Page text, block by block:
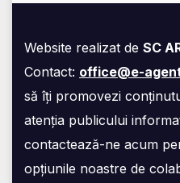
Website realizat de SC
Contact: office@e-
să îți promovezi
atenția publicului
contactează-ne acum
opțiunile noastre de